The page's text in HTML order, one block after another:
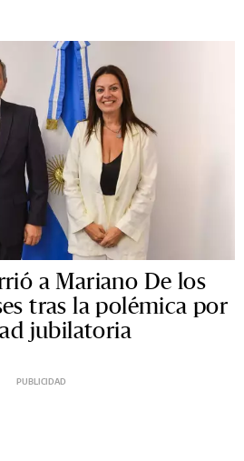
a Mariano De los
tras la polémica por
jubilatoria